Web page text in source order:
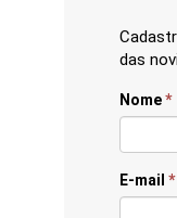
das
Nome*
E-mail *